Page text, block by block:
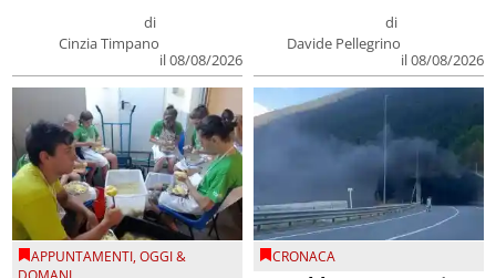
di
Cinzia Timpano
il 08/08/2026
di
Davide Pellegrino
il 08/08/2026
APPUNTAMENTI,OGGI &
CRONACA